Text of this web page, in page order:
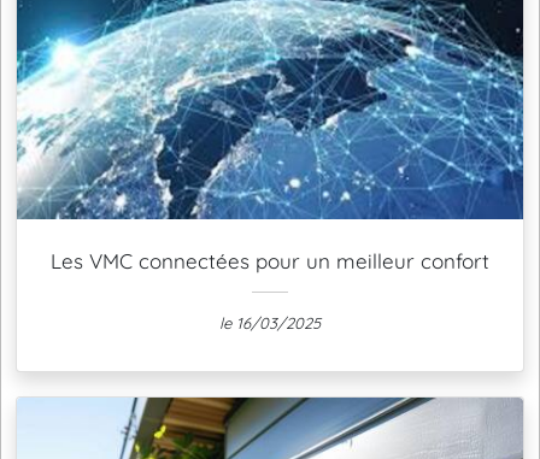
Les VMC connectées pour un meilleur confort
le 16/03/2025